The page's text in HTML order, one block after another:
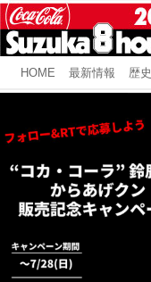
HOME 最新情報 歴史